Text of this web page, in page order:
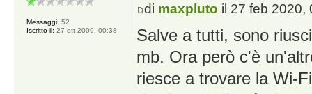
di maxpluto il 27 feb 2020,
Salve a tutti, sono
mb. Ora però c'è
riesce a trovare la Wi-
Messaggi: 52
Iscritto il: 27 ott 2009, 00:38